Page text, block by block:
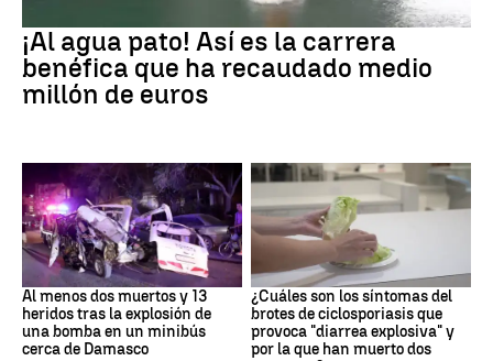
¡Al agua pato! Así es la carrera
benéfica que ha recaudado medio
millón de euros
SIRIA
Al menos dos muertos y 13
heridos tras la explosión de
una bomba en un minibús
cerca de Damasco
Brote
¿Cuáles son los síntomas del
brotes de ciclosporiasis que
provoca "diarrea explosiva" y
por la que han muerto dos